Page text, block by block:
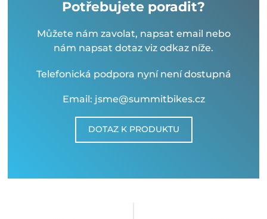
Potřebujete poradit?
Můžete nám zavolat, napsat email nebo
nám napsat dotaz viz odkaz níže.
Telefonická podpora nyní není dostupná
Email: jsme@summitbikes.cz
DOTAZ K PRODUKTU